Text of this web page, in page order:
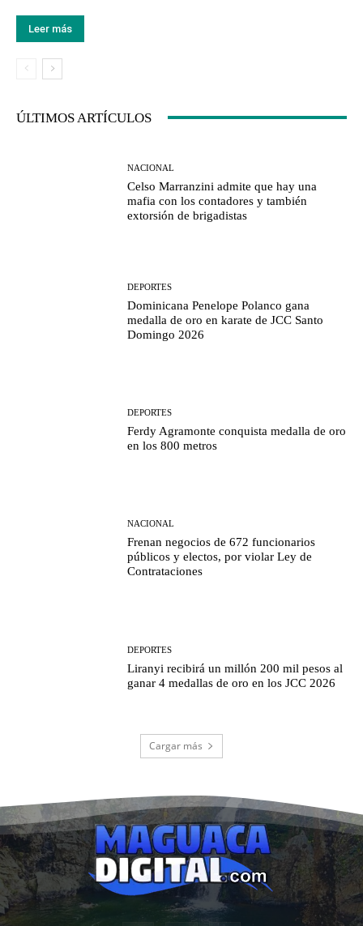
Leer más
ÚLTIMOS ARTÍCULOS
NACIONAL
Celso Marranzini admite que hay una
mafia con los contadores y también
extorsión de brigadistas
DEPORTES
Dominicana Penelope Polanco gana
medalla de oro en karate de JCC Santo
Domingo 2026
DEPORTES
Ferdy Agramonte conquista medalla de oro
en los 800 metros
NACIONAL
Frenan negocios de 672 funcionarios
públicos y electos, por violar Ley de
Contrataciones
DEPORTES
Liranyi recibirá un millón 200 mil pesos al
ganar 4 medallas de oro en los JCC 2026
Cargar más